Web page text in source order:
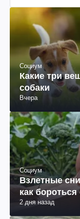
Социум
Какие три
собаки
Вчера
Социум
Взлетные
как
2 дня назад